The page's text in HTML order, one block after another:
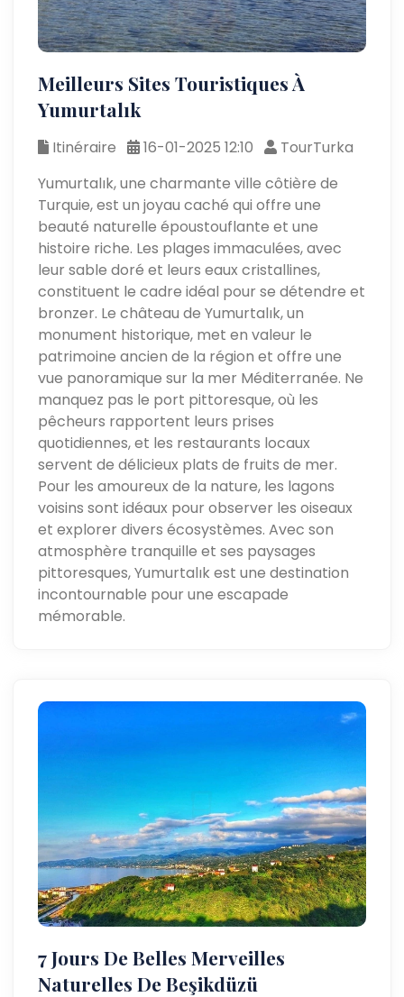
Meilleurs Sites Touristiques À
Yumurtalık
Itinéraire 16-01-2025 12:10
TourTurka
Yumurtalık, une charmante ville côtière de
Turquie, est un joyau caché qui offre une
beauté naturelle époustouflante et une
histoire riche. Les plages immaculées, avec
leur sable doré et leurs eaux cristallines,
constituent le cadre idéal pour se détendre et
bronzer. Le château de Yumurtalık, un
monument historique, met en valeur le
patrimoine ancien de la région et offre une
vue panoramique sur la mer Méditerranée. Ne
manquez pas le port pittoresque, où les
pêcheurs rapportent leurs prises
quotidiennes, et les restaurants locaux
servent de délicieux plats de fruits de mer.
Pour les amoureux de la nature, les lagons
voisins sont idéaux pour observer les oiseaux
et explorer divers écosystèmes. Avec son
atmosphère tranquille et ses paysages
pittoresques, Yumurtalık est une destination
incontournable pour une escapade
mémorable.
7 Jours De Belles Merveilles
Naturelles De Beşikdüzü